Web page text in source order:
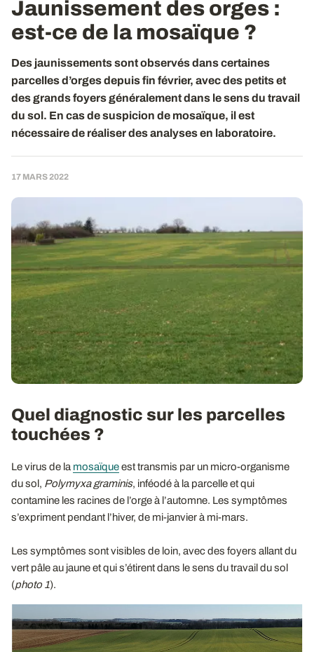
Jaunissement des orges :
est-ce de la mosaïque ?
Des jaunissements sont observés dans certaines
parcelles d’orges depuis fin février, avec des petits et
des grands foyers généralement dans le sens du travail
du sol. En cas de suspicion de mosaïque, il est
nécessaire de réaliser des analyses en laboratoire.
17 MARS 2022
Quel diagnostic sur les parcelles
touchées ?
Le virus de la mosaïqueest transmis par un micro-organisme
du sol, Polymyxa graminis, inféodé à la parcelle et qui
contamine les racines de l’orge à l’automne. Les symptômes
s’expriment pendant l’hiver, de mi-janvier à mi-mars.
Les symptômes sont visibles de loin, avec des foyers allant du
vert pâle au jaune et qui s’étirent dans le sens du travail du sol
(photo 1).